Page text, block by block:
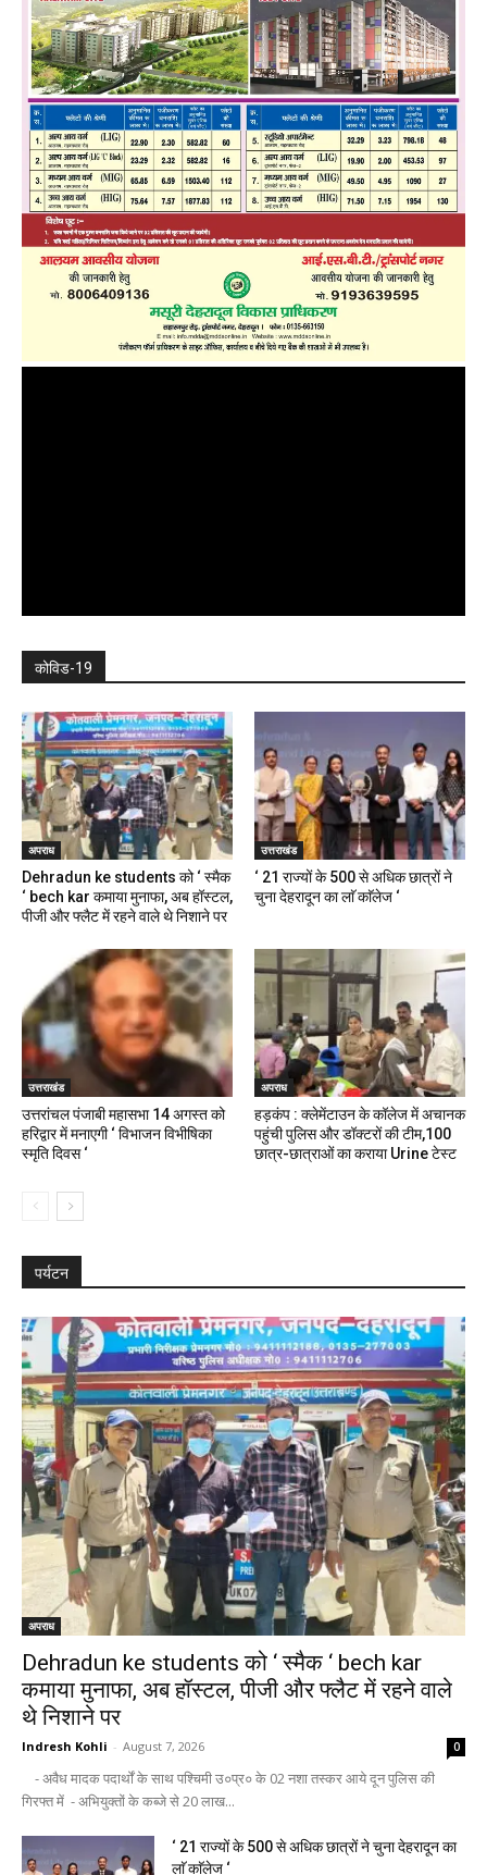
कोविड-19
अपराध
Dehradun ke students को ‘ स्मैक
‘ bech kar कमाया मुनाफा, अब हॉस्टल,
पीजी और फ्लैट में रहने वाले थे निशाने पर
उत्तराखंड
‘ 21 राज्यों के 500 से अधिक छात्रों ने
चुना देहरादून का लाॅ काॅलेज ‘
उत्तराखंड
उत्तरांचल पंजाबी महासभा 14 अगस्त को
हरिद्वार में मनाएगी ‘ विभाजन विभीषिका
स्मृति दिवस ‘
अपराध
हड़कंप : क्लेमेंटाउन के कॉलेज में अचानक
पहुंची पुलिस और डॉक्टरों की टीम,100
छात्र-छात्राओं का कराया Urine टेस्ट
पर्यटन
अपराध
Dehradun ke students को ‘ स्मैक ‘ bech kar
कमाया मुनाफा, अब हॉस्टल, पीजी और फ्लैट में रहने वाले
थे निशाने पर
Indresh Kohli - August 7, 2026 0
- अवैध मादक पदार्थों के साथ पश्चिमी उ०प्र० के 02 नशा तस्कर आये दून पुलिस की
गिरफ्त में - अभियुक्तों के कब्जे से 20 लाख...
‘ 21 राज्यों के 500 से अधिक छात्रों ने चुना देहरादून का
लाॅ काॅलेज ‘